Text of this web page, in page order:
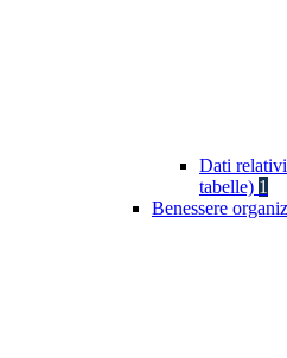
Dati
tabelle) 1
Benessere